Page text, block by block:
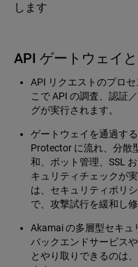
します
API ゲートウェイ
API リクエストのプロ
こで API の調査、認証
グが実行されます。
ゲートウェイを通過す
Protector に流れ、分散
和、ボット管理、SSL
キュリティチェックが
は、セキュリティポリ
で、攻撃試行を緩和し
Akamai の多層型セキュ
バックエンドサービス
とやり取りできるのは